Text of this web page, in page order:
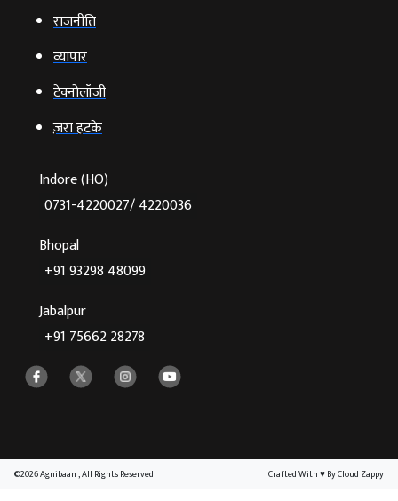
राजनीति
व्‍यापार
टेक्‍नोलॉजी
ज़रा हटके
Indore (HO)
0731-4220027/ 4220036
Bhopal
+91 93298 48099
Jabalpur
+91 75662 28278
©2026 Agnibaan , All Rights Reserved Crafted With♥By Cloud Zappy